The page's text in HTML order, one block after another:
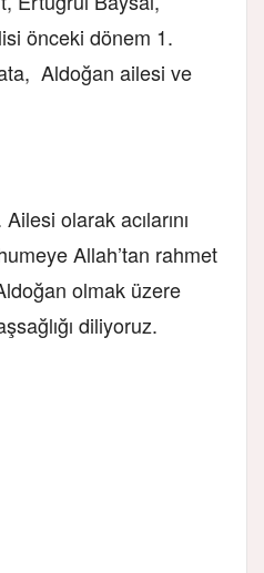
önceki dönem 1.
Aldoğan ailesi ve
olarak acılarını
Allah’tan rahmet
olmak üzere
diliyoruz.